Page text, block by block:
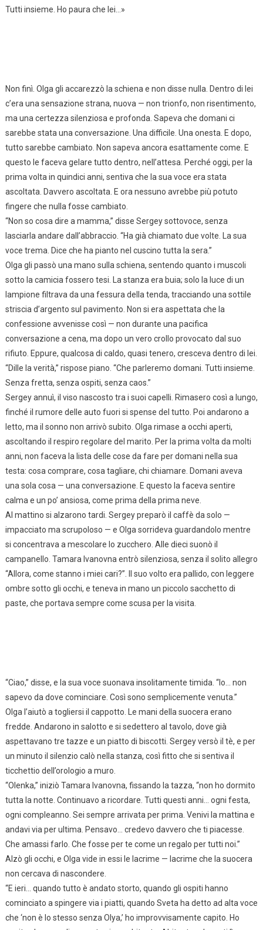
Tutti insieme. Ho paura che lei…»
Non finì. Olga gli accarezzò la schiena e non disse nulla. Dentro di lei
c’era una sensazione strana, nuova — non trionfo, non risentimento,
ma una certezza silenziosa e profonda. Sapeva che domani ci
sarebbe stata una conversazione. Una difficile. Una onesta. E dopo,
tutto sarebbe cambiato. Non sapeva ancora esattamente come. E
questo le faceva gelare tutto dentro, nell’attesa. Perché oggi, per la
prima volta in quindici anni, sentiva che la sua voce era stata
ascoltata. Davvero ascoltata. E ora nessuno avrebbe più potuto
fingere che nulla fosse cambiato.
“Non so cosa dire a mamma,” disse Sergey sottovoce, senza
lasciarla andare dall’abbraccio. “Ha già chiamato due volte. La sua
voce trema. Dice che ha pianto nel cuscino tutta la sera.”
Olga gli passò una mano sulla schiena, sentendo quanto i muscoli
sotto la camicia fossero tesi. La stanza era buia; solo la luce di un
lampione filtrava da una fessura della tenda, tracciando una sottile
striscia d’argento sul pavimento. Non si era aspettata che la
confessione avvenisse così — non durante una pacifica
conversazione a cena, ma dopo un vero crollo provocato dal suo
rifiuto. Eppure, qualcosa di caldo, quasi tenero, cresceva dentro di lei.
“Dille la verità,” rispose piano. “Che parleremo domani. Tutti insieme.
Senza fretta, senza ospiti, senza caos.”
Sergey annuì, il viso nascosto tra i suoi capelli. Rimasero così a lungo,
finché il rumore delle auto fuori si spense del tutto. Poi andarono a
letto, ma il sonno non arrivò subito. Olga rimase a occhi aperti,
ascoltando il respiro regolare del marito. Per la prima volta da molti
anni, non faceva la lista delle cose da fare per domani nella sua
testa: cosa comprare, cosa tagliare, chi chiamare. Domani aveva
una sola cosa — una conversazione. E questo la faceva sentire
calma e un po’ ansiosa, come prima della prima neve.
Al mattino si alzarono tardi. Sergey preparò il caffè da solo —
impacciato ma scrupoloso — e Olga sorrideva guardandolo mentre
si concentrava a mescolare lo zucchero. Alle dieci suonò il
campanello. Tamara Ivanovna entrò silenziosa, senza il solito allegro
“Allora, come stanno i miei cari?”. Il suo volto era pallido, con leggere
ombre sotto gli occhi, e teneva in mano un piccolo sacchetto di
paste, che portava sempre come scusa per la visita.
“Ciao,” disse, e la sua voce suonava insolitamente timida. “Io… non
sapevo da dove cominciare. Così sono semplicemente venuta.”
Olga l’aiutò a togliersi il cappotto. Le mani della suocera erano
fredde. Andarono in salotto e si sedettero al tavolo, dove già
aspettavano tre tazze e un piatto di biscotti. Sergey versò il tè, e per
un minuto il silenzio calò nella stanza, così fitto che si sentiva il
ticchettio dell’orologio a muro.
“Olenka,” iniziò Tamara Ivanovna, fissando la tazza, “non ho dormito
tutta la notte. Continuavo a ricordare. Tutti questi anni… ogni festa,
ogni compleanno. Sei sempre arrivata per prima. Venivi la mattina e
andavi via per ultima. Pensavo… credevo davvero che ti piacesse.
Che amassi farlo. Che fosse per te come un regalo per tutti noi.”
Alzò gli occhi, e Olga vide in essi le lacrime — lacrime che la suocera
non cercava di nascondere.
“E ieri… quando tutto è andato storto, quando gli ospiti hanno
cominciato a spingere via i piatti, quando Sveta ha detto ad alta voce
che ‘non è lo stesso senza Olya,’ ho improvvisamente capito. Ho